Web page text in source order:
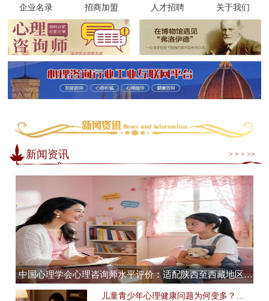
企业名录 招商加盟 人才招聘 关于我们
新闻资讯 > > > >>
中国心理学会心理咨询师水平评价：适配陕西至西藏地区，心理咨询师水平评价全流程服务提供商
儿童青少年心理健康问题为何变多？应